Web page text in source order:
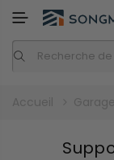
Accueil Garage
HOME